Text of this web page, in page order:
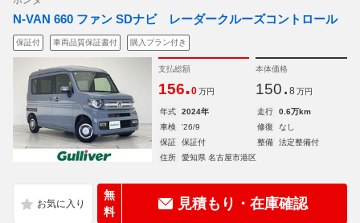
N-VAN 660 ファン SDナビ レーダークルーズコントロール
保証付 車両品質保証書付 購入プラン付き
支払総額
156.0 万円
本体価格
150. 8 万円
年式 2024年 走行
0.6万km
車検
'26/9 修復
なし
保証
保証付 整備
法定整備付
住所
愛知県 名古屋市港区
無
料
見積もり・在庫確認